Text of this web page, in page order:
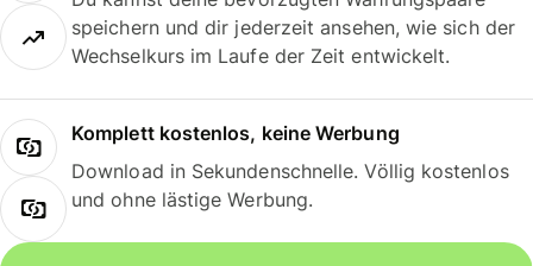
speichern und dir jederzeit ansehen, wie sich der
Wechselkurs im Laufe der Zeit entwickelt.
Komplett kostenlos, keine Werbung
Download in Sekundenschnelle. Völlig kostenlos
und ohne lästige Werbung.